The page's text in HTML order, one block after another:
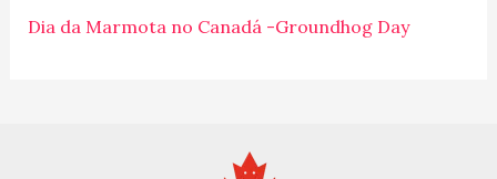
r
Dia da Marmota no Canadá -Groundhog Day